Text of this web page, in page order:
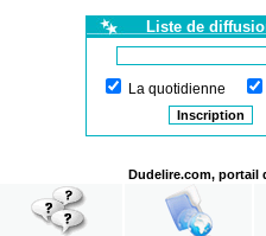
Liste de
La quotidienne
Dudelire.com, portail